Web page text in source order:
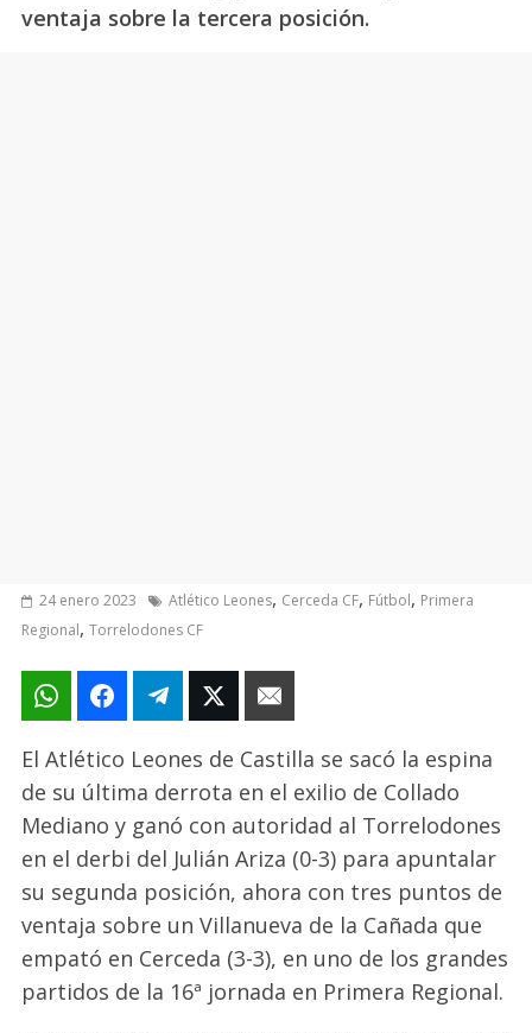
ventaja sobre la tercera posición.
24 enero 2023 Atlético Leones, Cerceda CF, Fútbol, Primera
Regional,Torrelodones CF
El Atlético Leones de Castilla se sacó la espina
de su última derrota en el exilio de Collado
Mediano y ganó con autoridad al Torrelodones
en el derbi del Julián Ariza (0-3) para apuntalar
su segunda posición, ahora con tres puntos de
ventaja sobre un Villanueva de la Cañada que
empató en Cerceda (3-3), en uno de los grandes
partidos de la 16ª jornada en Primera Regional.